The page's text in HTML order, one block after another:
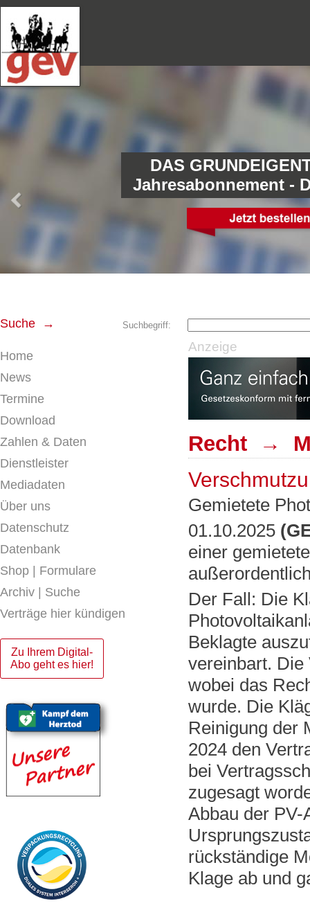
Suche → Suchbegriff:
Home
News
Termine
Download
Zahlen & Daten
Dienstleister
Mediadaten
Über uns
Datenschutz
Datenbank
Shop | Formulare
Archiv | Suche
Verträge hier kündigen
Zu Ihrem Digital-
Abo geht es hier!
Anzeige
Recht →
Gemietete
01.10.2025
einer
Der Fall: Die
Beklagte
vereinbart. Die
wobei das
wurde. Die
Reinigung der
2024 den
bei
zugesagt
Abbau der
rückständige
Klage ab und
DAS
Jahresabonnement -